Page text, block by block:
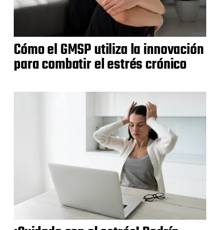
Cómo el GMSP utiliza la innovación
para combatir el estrés crónico